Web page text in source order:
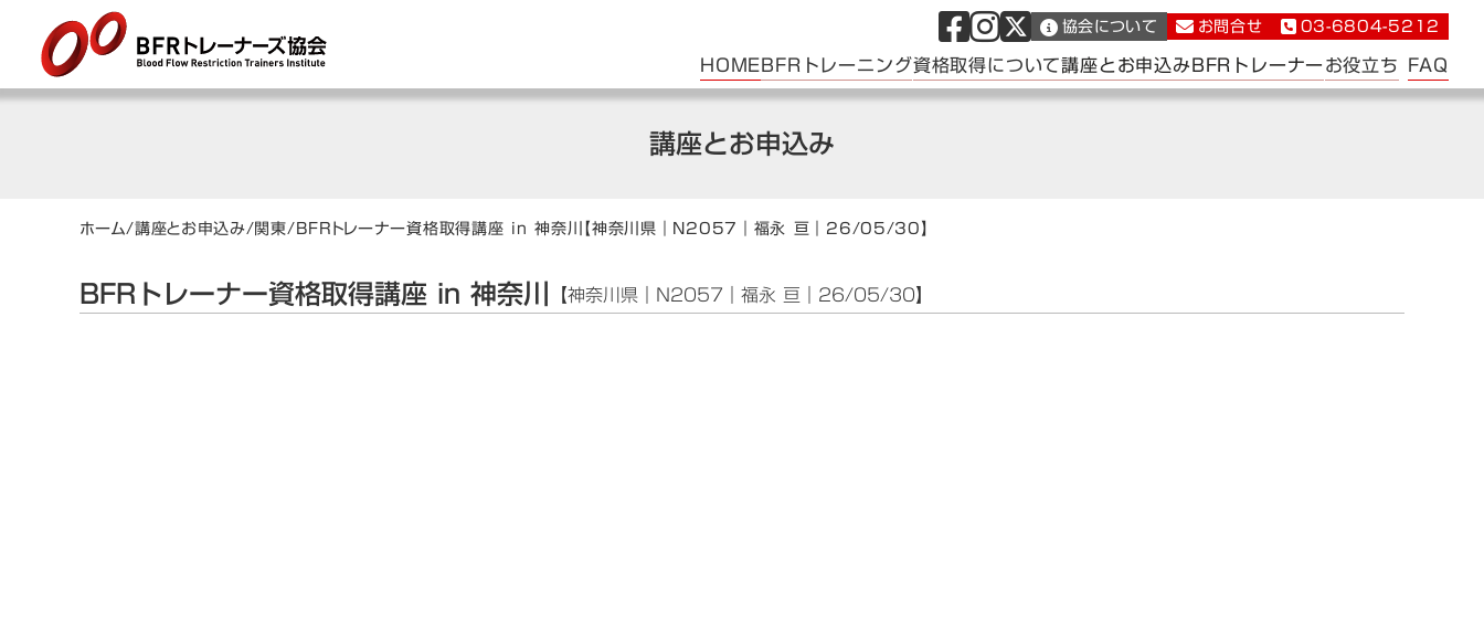
講座とお申込み
ホーム/講座とお申込み/関東/BFRトレーナー資格取得講座 in 神奈川【神奈川県｜N2057｜福永 亘｜26/05/30】
BFRトレーナー資格取得講座 in 神奈川 【神奈川県｜N2057｜福永 亘｜26/05/30】
協会について お問合せ 03-6804-5212
HOMEBFRトレーニング資格取得について講座とお申込みBFRトレーナーお役立ち FAQ